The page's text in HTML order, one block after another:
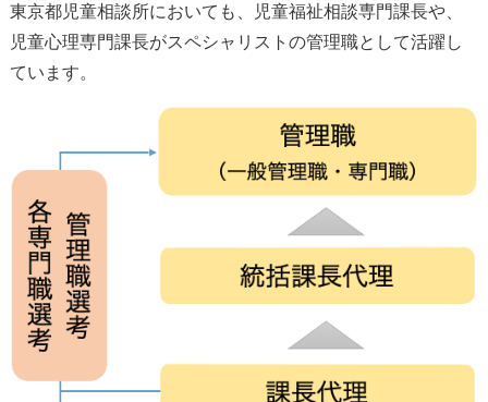
東京都児童相談所においても、児童福祉相談専門課長や、
児童心理専門課長がスペシャリストの管理職として活躍し
ています。